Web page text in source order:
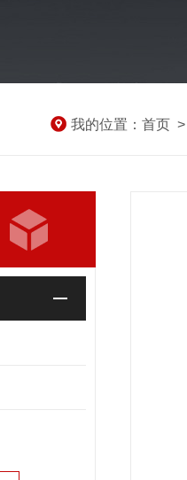
我的位置： 首页